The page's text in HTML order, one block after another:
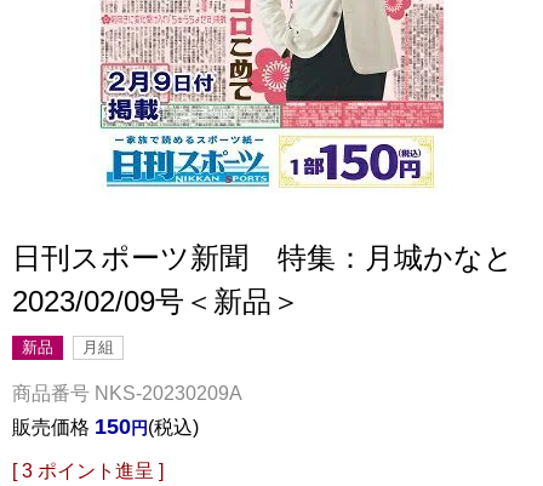
日刊スポーツ新聞 特集：月城かなと
2023/02/09号＜新品＞
新品 月組
商品番号 NKS-20230209A
販売価格 150 税込
[ 3 ポイント進呈 ]